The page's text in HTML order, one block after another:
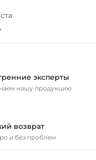
эксперты
нашу продукцию
возврат
и без проблем